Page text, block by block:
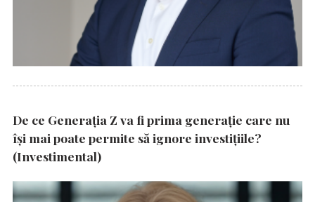
De ce Generația Z va fi prima generație care nu
își mai poate permite să ignore investițiile?
(Investimental)